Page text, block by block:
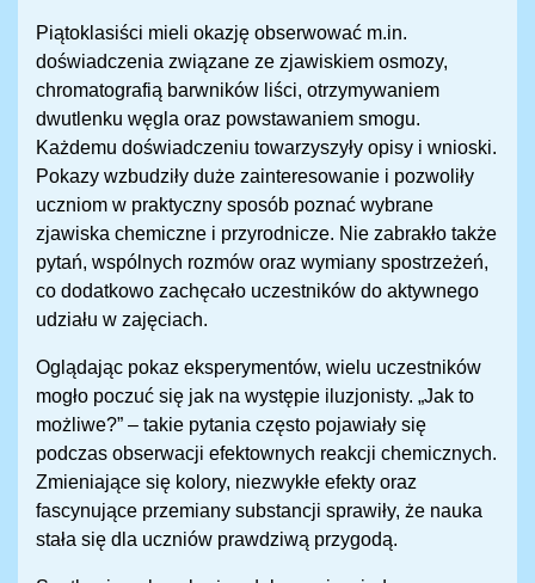
Piątoklasiści mieli okazję obserwować m.in.
doświadczenia związane ze zjawiskiem osmozy,
chromatografią barwników liści, otrzymywaniem
dwutlenku węgla oraz powstawaniem smogu.
Każdemu doświadczeniu towarzyszyły opisy i wnioski.
Pokazy wzbudziły duże zainteresowanie i pozwoliły
uczniom w praktyczny sposób poznać wybrane
zjawiska chemiczne i przyrodnicze. Nie zabrakło także
pytań, wspólnych rozmów oraz wymiany spostrzeżeń,
co dodatkowo zachęcało uczestników do aktywnego
udziału w zajęciach.
Oglądając pokaz eksperymentów, wielu uczestników
mogło poczuć się jak na występie iluzjonisty. „Jak to
możliwe?” – takie pytania często pojawiały się
podczas obserwacji efektownych reakcji chemicznych.
Zmieniające się kolory, niezwykłe efekty oraz
fascynujące przemiany substancji sprawiły, że nauka
stała się dla uczniów prawdziwą przygodą.